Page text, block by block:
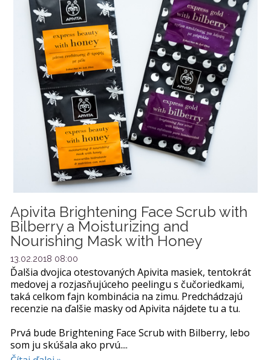
Apivita Brightening Face Scrub with
Bilberry a Moisturizing and
Nourishing Mask with Honey
13.02.2018 08:00
Ďalšia dvojica otestovaných Apivita masiek, tentokrát
medovej a rozjasňujúceho peelingu s čučoriedkami,
taká celkom fajn kombinácia na zimu. Predchádzajú
recenzie na ďalšie masky od Apivita nájdete tu a tu.
Prvá bude Brightening Face Scrub with Bilberry, lebo
som ju skúšala ako prvú....